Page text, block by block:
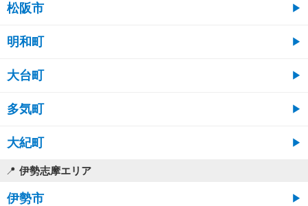
松阪市
明和町
大台町
多気町
大紀町
伊勢志摩エリア
伊勢市